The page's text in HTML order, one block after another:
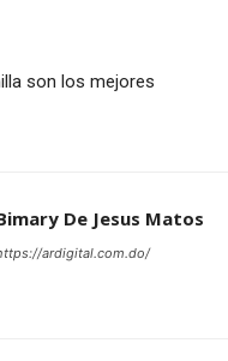
son los mejores
De Jesus Matos
ardigital.com.do/